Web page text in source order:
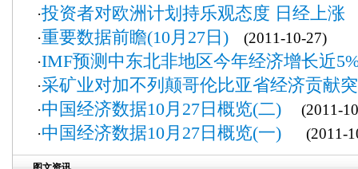
·投资者对欧洲计划持乐观态度 日经上涨
·重要数据前瞻(10月27日) (2011-10-27)
·IMF预测中东北非地区今年经济增长近
·采矿业对加不列颠哥伦比亚省经济贡献
·中国经济数据10月27日概览(二)
(2011-
·中国经济数据10月27日概览(一) (2011-